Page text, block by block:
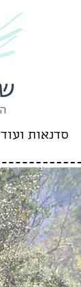
סדנאות ועוד